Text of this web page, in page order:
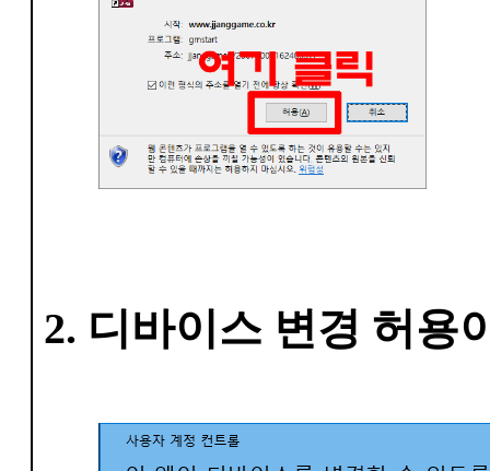
2. 디바이스 변경 허용